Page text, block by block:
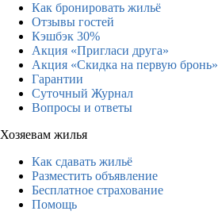
Как бронировать жильё
Отзывы гостей
Кэшбэк 30%
Акция «Пригласи друга»
Акция «Скидка на первую бронь»
Гарантии
Суточный Журнал
Вопросы и ответы
Хозяевам жилья
Как сдавать жильё
Разместить объявление
Бесплатное страхование
Помощь